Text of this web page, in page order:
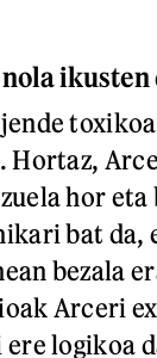
ikusten
Hortaz,
hor eta
bat da,
bezala
Arceri
logikoa